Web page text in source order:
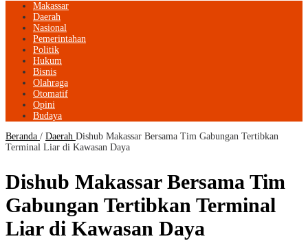
Makassar
Daerah
Nasional
Pemerintahan
Politik
Hukum
Bisnis
Olahraga
Otomatif
Opini
Budaya
Beranda / Daerah Dishub Makassar Bersama Tim Gabungan Tertibkan
Terminal Liar di Kawasan Daya
Dishub Makassar Bersama Tim
Gabungan Tertibkan Terminal
Liar di Kawasan Daya